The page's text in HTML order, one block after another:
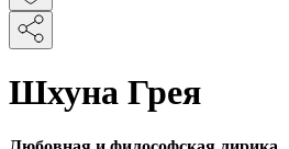
Шхуна Грея